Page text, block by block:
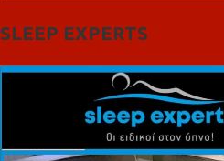
SLEEP EXPERTS